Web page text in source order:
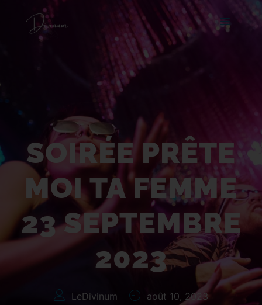
Soirée Prête moi ta
femme 23 septembre
2023
SOIRÉE PRÊTE
MOI TA FEMME
23 SEPTEMBRE
2023
LeDivinum août 10, 2023